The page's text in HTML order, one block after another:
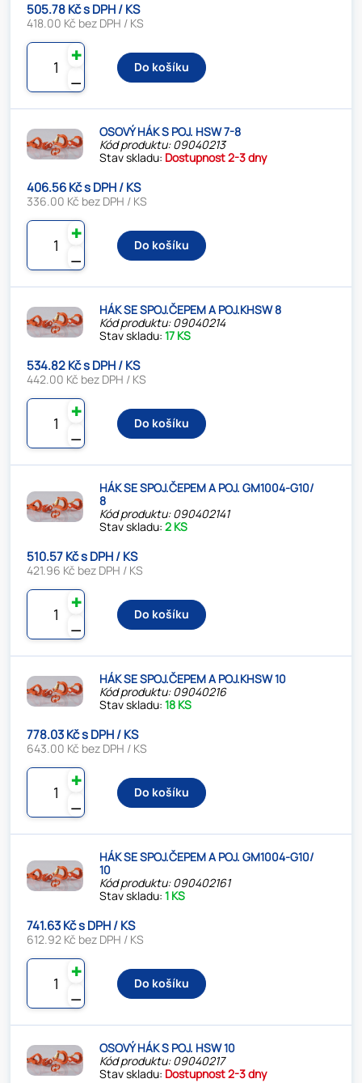
505.78 Kč s DPH / KS
418.00 Kč bez DPH / KS
⚊
✚
Do košíku
OSOVÝ HÁK S POJ. HSW 7-8
Kód produktu: 09040213
Stav skladu: Dostupnost 2-3 dny
406.56 Kč s DPH / KS
336.00 Kč bez DPH / KS
⚊
✚
Do košíku
HÁK SE SPOJ.ČEPEM A POJ.KHSW 8
Kód produktu: 09040214
Stav skladu:17 KS
534.82 Kč s DPH / KS
442.00 Kč bez DPH / KS
⚊
✚
Do košíku
HÁK SE SPOJ.ČEPEM A POJ. GM1004-G10/
8
Kód produktu: 090402141
Stav skladu:2 KS
510.57 Kč s DPH / KS
421.96 Kč bez DPH / KS
⚊
✚
Do košíku
HÁK SE SPOJ.ČEPEM A POJ.KHSW 10
Kód produktu: 09040216
Stav skladu:18 KS
778.03 Kč s DPH / KS
643.00 Kč bez DPH / KS
⚊
✚
Do košíku
HÁK SE SPOJ.ČEPEM A POJ. GM1004-G10/
10
Kód produktu: 090402161
Stav skladu:1 KS
741.63 Kč s DPH / KS
612.92 Kč bez DPH / KS
⚊
✚
Do košíku
OSOVÝ HÁK S POJ. HSW 10
Kód produktu: 09040217
Stav skladu: Dostupnost 2-3 dny